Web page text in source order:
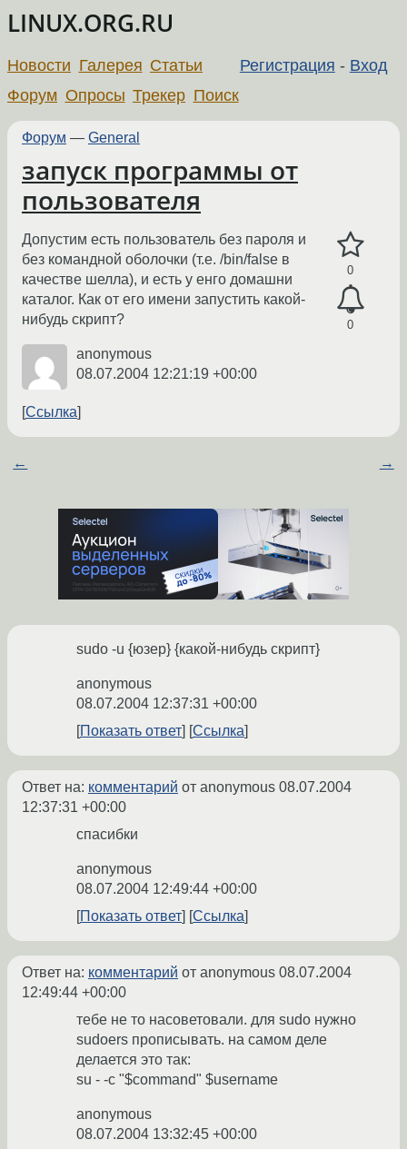
LINUX.ORG.RU
Регистрация - Вход
Новости Галерея Статьи
Форум Опросы Трекер Поиск
Форум — General
запуск программы от
пользователя
0
0
Допустим есть пользователь без пароля и
без командной оболочки (т.е. /bin/false в
качестве шелла), и есть у енго домашни
каталог. Как от его имени запустить какой-
нибудь скрипт?
anonymous
08.07.2004 12:21:19 +00:00
Ссылка
← →
sudo -u {юзер} {какой-нибудь скрипт}
anonymous
08.07.2004 12:37:31 +00:00
Показать ответ
Ссылка
Ответ на: комментарий от anonymous 08.07.2004
12:37:31 +00:00
спасибки
anonymous
08.07.2004 12:49:44 +00:00
Показать ответ
Ссылка
Ответ на: комментарий от anonymous 08.07.2004
12:49:44 +00:00
тебе не то насоветовали. для sudo нужно
sudoers прописывать. на самом деле
делается это так:
su - -c "$command" $username
anonymous
08.07.2004 13:32:45 +00:00